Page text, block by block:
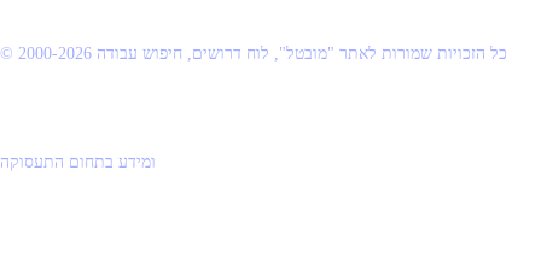
© 2000-2026 כל הזכויות שמורות לאתר "מובטל", לוח דרושים, חיפוש עבודה
ומידע בתחום התעסוקה